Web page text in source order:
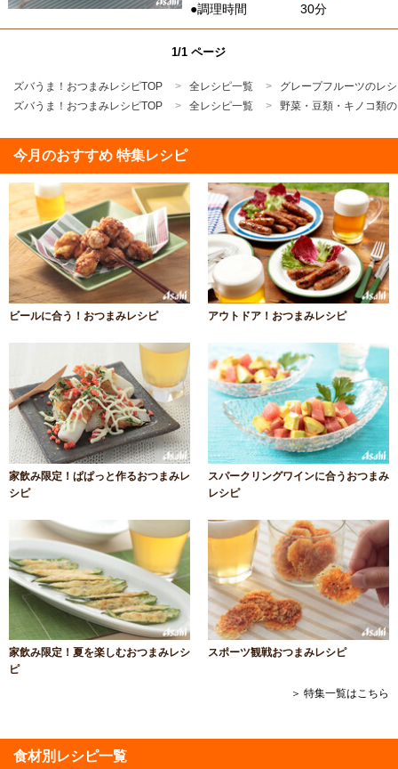
●調理時間
30分
1/1 ページ
ズバうま！おつまみレシピTOP 全レシピ一覧
グレープフルーツのレ
ズバうま！おつまみレシピTOP
全レシピ一覧 野菜・豆類・キノコ類
今月のおすすめ 特集レシピ
ビールに合う！おつまみレシピ アウトドア！おつまみレシピ
家飲み限定！ぱぱっと作るおつまみレ
シピ
スパークリングワインに合うおつまみ
レシピ
家飲み限定！夏を楽しむおつまみレシ
ピ
スポーツ観戦おつまみレシピ
＞ 特集一覧はこちら
食材別レシピ一覧